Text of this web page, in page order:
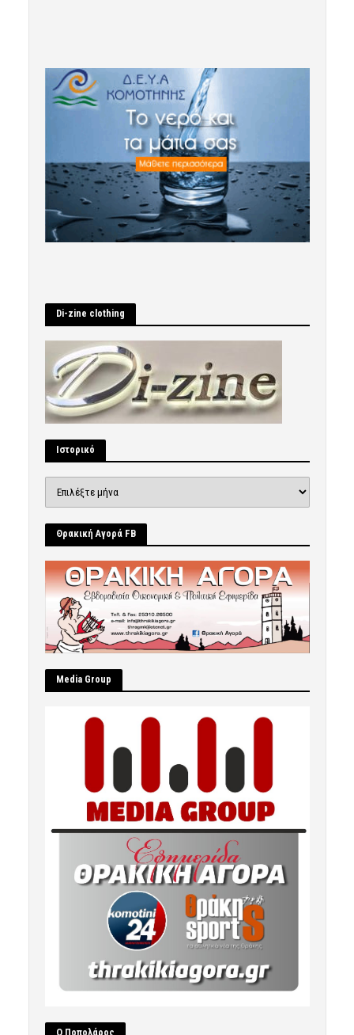
Di-zine clothing
Ιστορικό
Θρακική Αγορά FB
Μedia Group
Ο Ποπολάρος